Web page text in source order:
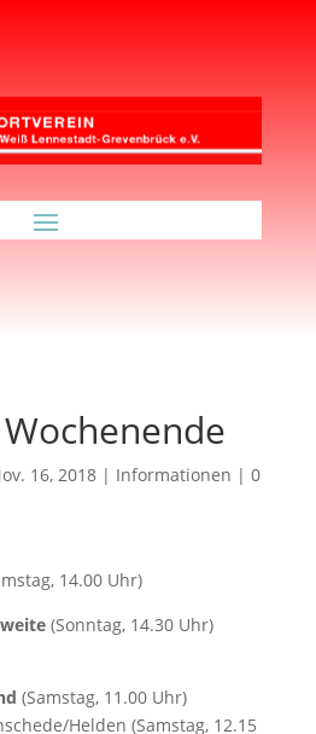
16, 2018| Informationen | 0
14.00 Uhr)
(Sonntag, 14.30 Uhr)
(Samstag, 11.00 Uhr)
Helden (Samstag, 12.15